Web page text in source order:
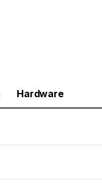
Hardware